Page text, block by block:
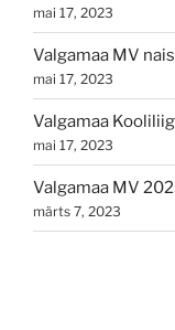
mai 17, 2023
Valgamaa MV
mai 17, 2023
Valgamaa
mai 17, 2023
Valgamaa MV
märts 7, 2023